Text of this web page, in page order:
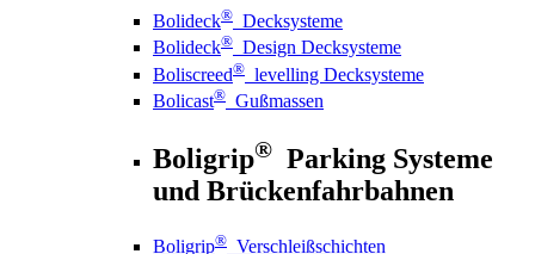
Bolideck® Decksysteme
Bolideck® Design Decksysteme
Boliscreed® levelling Decksysteme
Bolicast® Gußmassen
Boligrip® Parking Systeme
und Brückenfahrbahnen
Boligrip® Verschleißschichten